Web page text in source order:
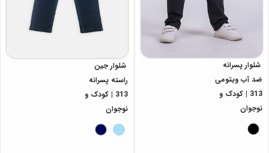
شلوار پسرانه
ضد آب ویتومی
313 | کودک و
نوجوان
شلوار جین
راسته پسرانه
313 | کودک و
نوجوان